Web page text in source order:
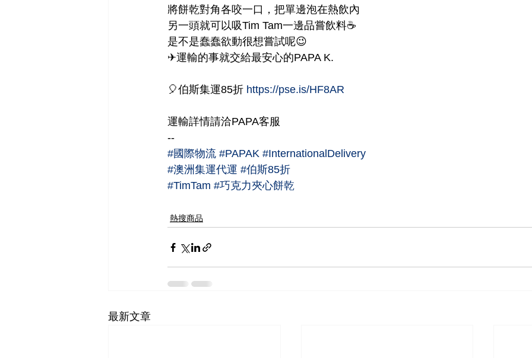
將餅乾對角各咬一口，把單邊泡在熱飲內
另一頭就可以吸Tim Tam一邊品嘗飲料☕
是不是蠢蠢欲動很想嘗試呢😉
✈運輸的事就交給最安心的PAPA K.
🎈伯斯集運85折 https://pse.is/HF8AR
運輸詳情請洽PAPA客服
--
#國際物流 #PAPAK #InternationalDelivery
#澳洲集運代運 #伯斯85折
#TimTam #巧克力夾心餅乾
熱搜商品
最新文章